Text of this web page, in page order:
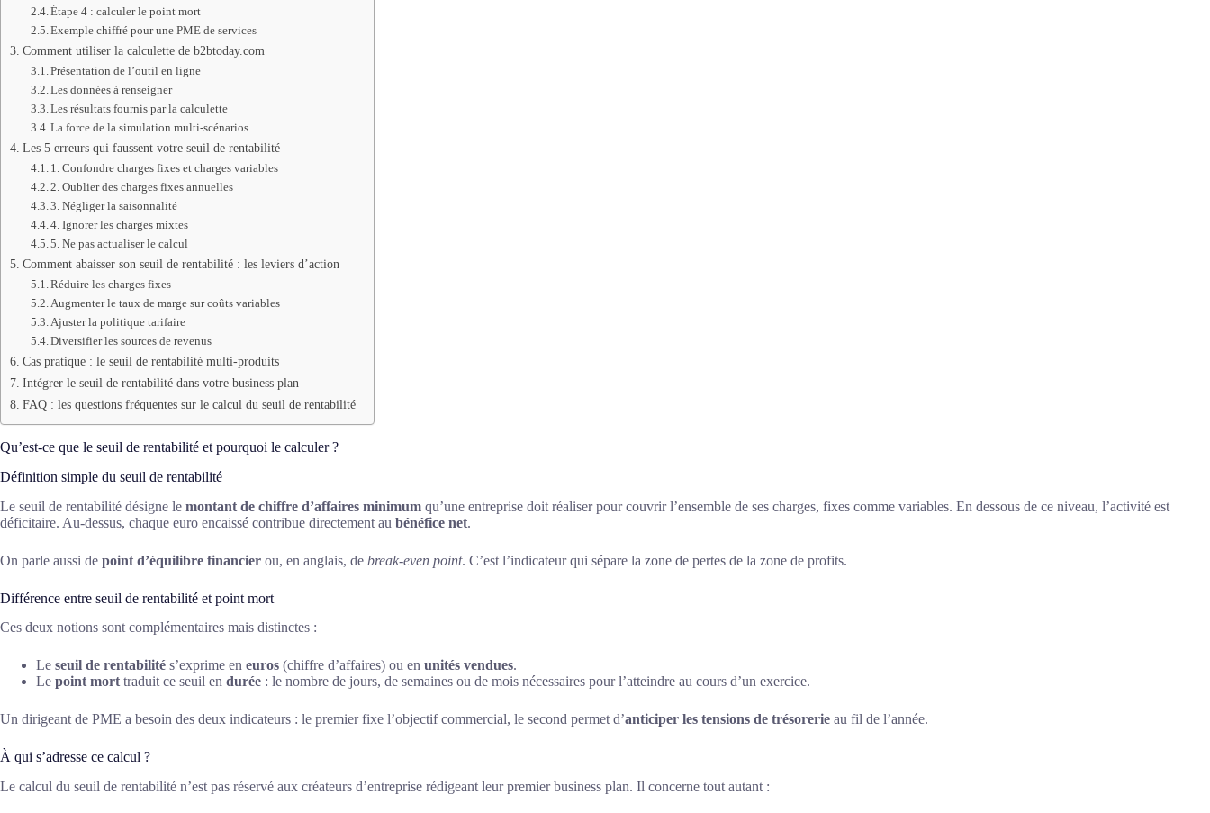
Étape 4 : calculer le point mort
Exemple chiffré pour une PME de services
Comment utiliser la calculette de b2btoday.com
Présentation de l’outil en ligne
Les données à renseigner
Les résultats fournis par la calculette
La force de la simulation multi-scénarios
Les 5 erreurs qui faussent votre seuil de rentabilité
1. Confondre charges fixes et charges variables
2. Oublier des charges fixes annuelles
3. Négliger la saisonnalité
4. Ignorer les charges mixtes
5. Ne pas actualiser le calcul
Comment abaisser son seuil de rentabilité : les leviers d’action
Réduire les charges fixes
Augmenter le taux de marge sur coûts variables
Ajuster la politique tarifaire
Diversifier les sources de revenus
Cas pratique : le seuil de rentabilité multi-produits
Intégrer le seuil de rentabilité dans votre business plan
FAQ : les questions fréquentes sur le calcul du seuil de rentabilité
Qu’est-ce que le seuil de rentabilité et pourquoi le calculer ?
Définition simple du seuil de rentabilité
Le seuil de rentabilité désigne le montant de chiffre d’affaires minimum qu’une entreprise doit réaliser pour couvrir l’ensemble de ses charges, fixes comme variables. En dessous de ce niveau, l’activité est
déficitaire. Au-dessus, chaque euro encaissé contribue directement au bénéfice net.
On parle aussi de point d’équilibre financier ou, en anglais, de break-even point. C’est l’indicateur qui sépare la zone de pertes de la zone de profits.
Différence entre seuil de rentabilité et point mort
Ces deux notions sont complémentaires mais distinctes :
Le seuil de rentabilité s’exprime en euros (chiffre d’affaires) ou en unités vendues.
Le point mort traduit ce seuil en durée : le nombre de jours, de semaines ou de mois nécessaires pour l’atteindre au cours d’un exercice.
Un dirigeant de PME a besoin des deux indicateurs : le premier fixe l’objectif commercial, le second permet d’anticiper les tensions de trésorerie au fil de l’année.
À qui s’adresse ce calcul ?
Le calcul du seuil de rentabilité n’est pas réservé aux créateurs d’entreprise rédigeant leur premier business plan. Il concerne tout autant :